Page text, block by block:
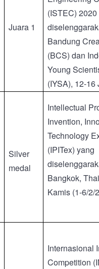
Juara 1
(ISTEC) 2020
Bandung
(BCS) dan
Young
(IYSA), 12-16
Silver
medal
Intellectual
Invention,
Technology
(IPITex) yang
Bangkok,
Kamis (1-6/2/
Internasional
Competition